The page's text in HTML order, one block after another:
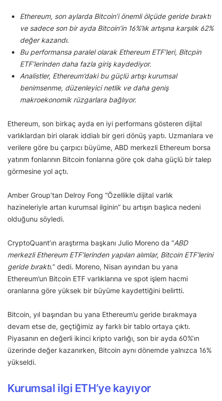
Ethereum, son aylarda Bitcoin’i önemli ölçüde geride bıraktı
ve sadece son bir ayda Bitcoin’in 16%’lık artışına karşılık 62%
değer kazandı.
Bu performansa paralel olarak Ethereum ETF’leri, Bitcpin
ETF’lerinden daha fazla giriş kaydediyor.
Analistler, Ethereum’daki bu güçlü artışı kurumsal
benimsenme, düzenleyici netlik ve daha geniş
makroekonomik rüzgarlara bağlıyor.
Ethereum, son birkaç ayda en iyi performans gösteren dijital
varlıklardan biri olarak iddialı bir geri dönüş yaptı. Uzmanlara ve
verilere göre bu çarpıcı büyüme, ABD merkezli Ethereum borsa
yatırım fonlarının Bitcoin fonlarına göre çok daha güçlü bir talep
görmesine yol açtı.
Amber Group’tan Delroy Fong “Özellikle dijital varlık
hazineleriyle artan kurumsal ilginin” bu artışın başlıca nedeni
olduğunu söyledi.
CryptoQuant’ın araştırma başkanı Julio Moreno da “ABD
merkezli Ethereum ETF’lerinden yapılan alımlar, Bitcoin ETF’lerini
geride bıraktı.” dedi. Moreno, Nisan ayından bu yana
Ethereum’un Bitcoin ETF varlıklarına ve spot işlem hacmi
oranlarına göre yüksek bir büyüme kaydettiğini belirtti.
Bitcoin, yıl başından bu yana Ethereum’u geride bırakmaya
devam etse de, geçtiğimiz ay farklı bir tablo ortaya çıktı.
Piyasanın en değerli ikinci kripto varlığı, son bir ayda 60%’ın
üzerinde değer kazanırken, Bitcoin aynı dönemde yalnızca 16%
yükseldi.
Kurumsal ilgi ETH’ye kayıyor